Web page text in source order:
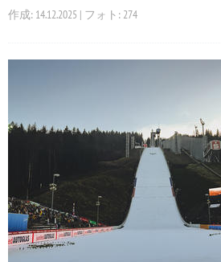
作成: 14.12.2025 | フォト: 274